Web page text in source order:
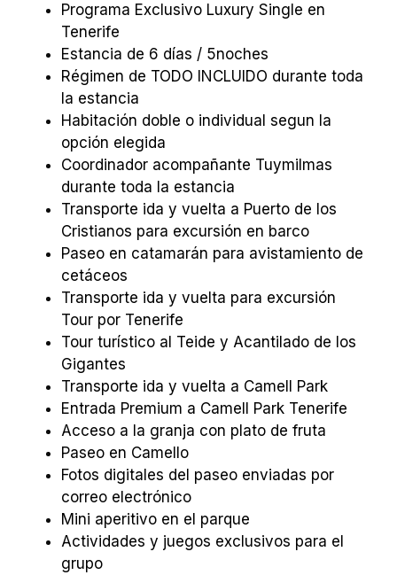
Programa Exclusivo Luxury Single en
Tenerife
Estancia de 6 días / 5noches
Régimen de TODO INCLUIDO durante toda
la estancia
Habitación doble o individual segun la
opción elegida
Coordinador acompañante Tuymilmas
durante toda la estancia
Transporte ida y vuelta a Puerto de los
Cristianos para excursión en barco
Paseo en catamarán para avistamiento de
cetáceos
Transporte ida y vuelta para excursión
Tour por Tenerife
Tour turístico al Teide y Acantilado de los
Gigantes
Transporte ida y vuelta a Camell Park
Entrada Premium a Camell Park Tenerife
Acceso a la granja con plato de fruta
Paseo en Camello
Fotos digitales del paseo enviadas por
correo electrónico
Mini aperitivo en el parque
Actividades y juegos exclusivos para el
grupo